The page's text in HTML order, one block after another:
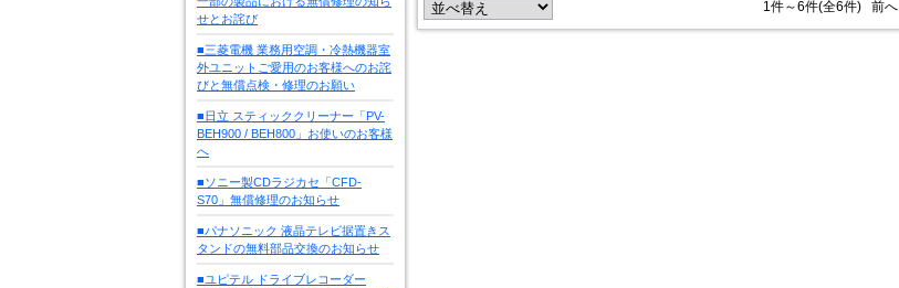
せとお詫び
■三菱電機 業務用空調・冷熱機器室
外ユニットご愛用のお客様へのお詫
びと無償点検・修理のお願い
■日立 スティッククリーナー「PV-
BEH900 / BEH800」お使いのお客様
へ
■ソニー製CDラジカセ「CFD-
S70」無償修理のお知らせ
■パナソニック 液晶テレビ据置きス
タンドの無料部品交換のお知らせ
■ユピテル ドライブレコーダー
1件～6件(全6件) 前へ